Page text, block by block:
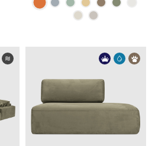
128 × 84 × 100
Спальное
165 × 100 см